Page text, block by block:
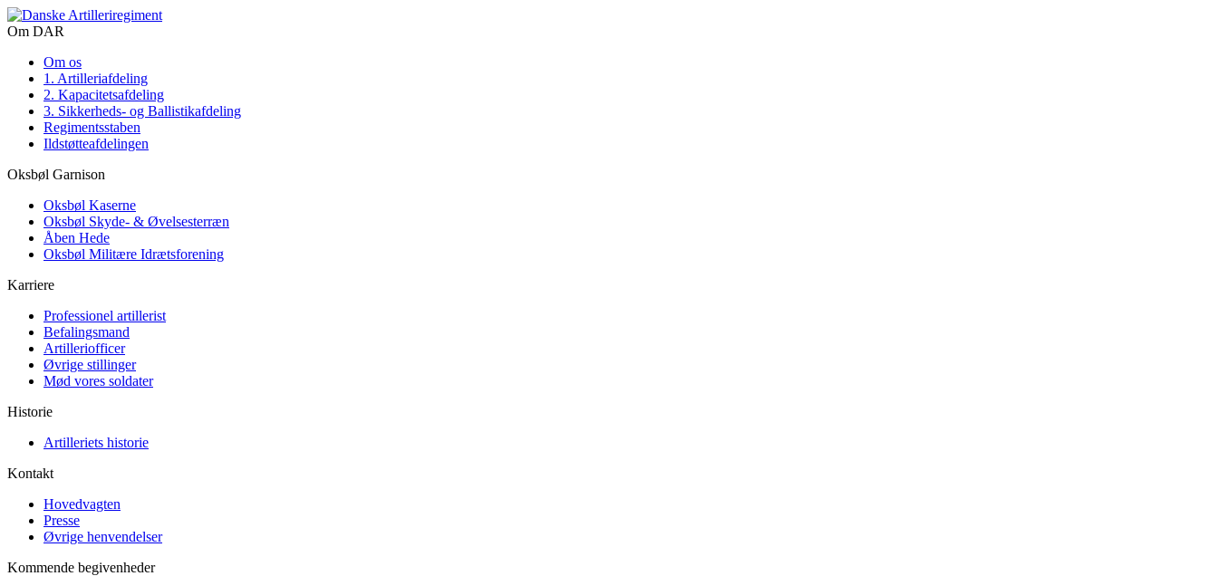
Om DAR
Om os
1. Artilleriafdeling
2. Kapacitetsafdeling
3. Sikkerheds- og Ballistikafdeling
Regimentsstaben
Ildstøtteafdelingen
Oksbøl Garnison
Oksbøl Kaserne
Oksbøl Skyde- & Øvelsesterræn
Åben Hede
Oksbøl Militære Idrætsforening
Karriere
Professionel artillerist
Befalingsmand
Artilleriofficer
Øvrige stillinger
Mød vores soldater
Historie
Artilleriets historie
Kontakt
Hovedvagten
Presse
Øvrige henvendelser
Kommende begivenheder